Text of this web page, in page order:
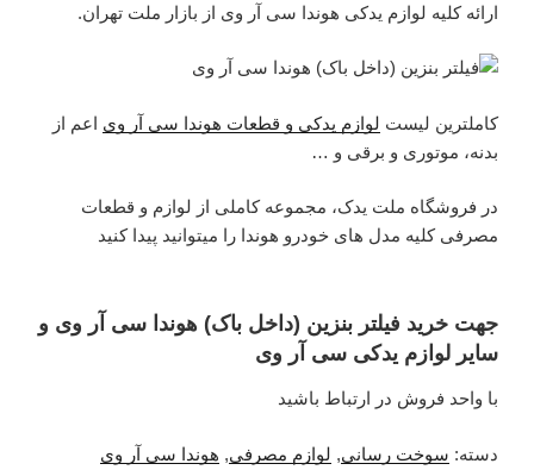
ارائه کلیه لوازم یدکی هوندا سی آر وی از بازار ملت تهران.
کاملترین لیست لوازم یدکی و قطعات هوندا سی آر وی اعم از
بدنه، موتوری و برقی و …
در فروشگاه ملت یدک، مجموعه کاملی از لوازم و قطعات
مصرفی کلیه مدل های خودرو هوندا را میتوانید پیدا کنید
جهت خرید فیلتر بنزین (داخل باک) هوندا سی آر وی و
سایر لوازم یدکی سی آر وی
با واحد فروش در ارتباط باشید
دسته: سوخت رسانی, لوازم مصرفی, هوندا سی آر وی